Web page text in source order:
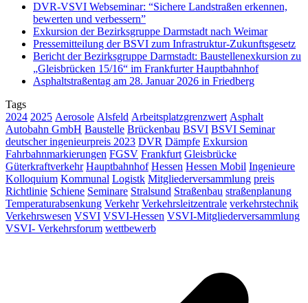
DVR-VSVI Webseminar: “Sichere Landstraßen erkennen,
bewerten und verbessern”
Exkursion der Bezirksgruppe Darmstadt nach Weimar
Pressemitteilung der BSVI zum Infrastruktur-Zukunftsgesetz
Bericht der Bezirksgruppe Darmstadt: Baustellenexkursion zu
„Gleisbrücken 15/16“ im Frankfurter Hauptbahnhof
Asphaltstraßentag am 28. Januar 2026 in Friedberg
Tags
2024 2025 Aerosole Alsfeld Arbeitsplatzgrenzwert Asphalt
Autobahn GmbH Baustelle Brückenbau BSVI BSVI Seminar
deutscher ingenieurpreis 2023 DVR Dämpfe Exkursion
Fahrbahnmarkierungen FGSV Frankfurt Gleisbrücke
Güterkraftverkehr Hauptbahnhof Hessen Hessen Mobil Ingenieure
Kolloquium Kommunal Logistk Mitgliederversammlung preis
Richtlinie Schiene Seminare Stralsund Straßenbau straßenplanung
Temperaturabsenkung Verkehr Verkehrsleitzentrale verkehrstechnik
Verkehrswesen VSVI VSVI-Hessen VSVI-Mitgliederversammlung
VSVI- Verkehrsforum wettbewerb